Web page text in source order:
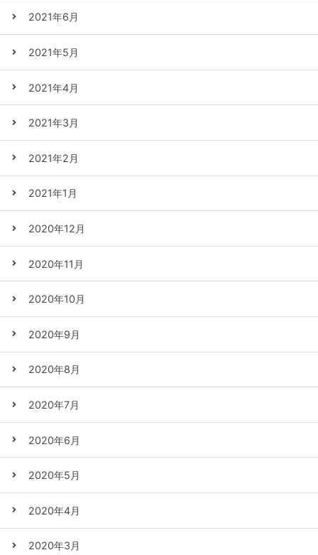
2021年6月
2021年5月
2021年4月
2021年3月
2021年2月
2021年1月
2020年12月
2020年11月
2020年10月
2020年9月
2020年8月
2020年7月
2020年6月
2020年5月
2020年4月
2020年3月